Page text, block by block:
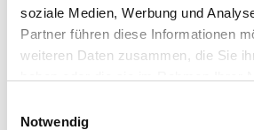
soziale Medien, Werbung und
Partner führen diese Informationen
weiteren Daten zusammen, die Sie
Cookies, wenn Sie unsere Webseite
Notwendig
Training ground:
Zum Neuhof 46 a
02999 Lohsa-Litschen
Handy: